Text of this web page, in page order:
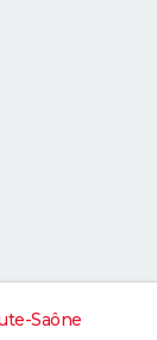
Saône